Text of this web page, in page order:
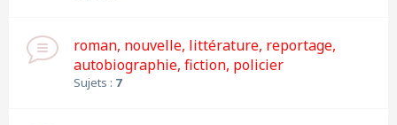
roman, nouvelle, littérature, reportage,
autobiographie, fiction, policier
Sujets : 7